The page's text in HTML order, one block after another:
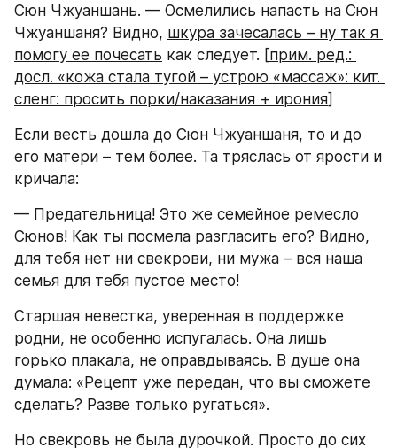
Сюн Чжуаншань. — Осмелились напасть на Сюн
Чжуаншаня? Видно, шкура зачесалась – ну так я
помогу ее почесать как следует. [прим. ред.:
досл. «кожа стала тугой – устрою «массаж»: кит.
сленг: просить порки/наказания + ирония]
Если весть дошла до Сюн Чжуаншаня, то и до
его матери – тем более. Та тряслась от ярости и
кричала:
— Предательница! Это же семейное ремесло
Сюнов! Как ты посмела разгласить его? Видно,
для тебя нет ни свекрови, ни мужа – вся наша
семья для тебя пустое место!
Старшая невестка, уверенная в поддержке
родни, не особенно испугалась. Она лишь
горько плакала, не оправдываясь. В душе она
думала: «Рецепт уже передан, что вы сможете
сделать? Разве только ругаться».
Но свекровь не была дурочкой. Просто до сих